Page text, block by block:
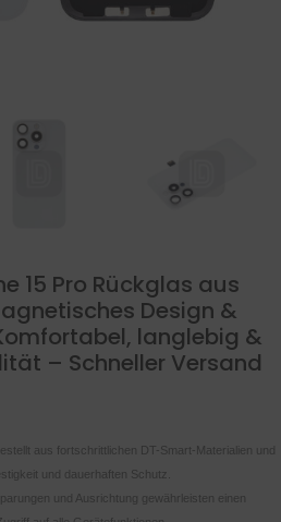
15 Pro Rückglas aus
Design &
langlebig &
– Schneller Versand
aus fortschrittlichen DT-Smart-Materialien und
und dauerhaften Schutz.
und Ausrichtung gewährleisten einen